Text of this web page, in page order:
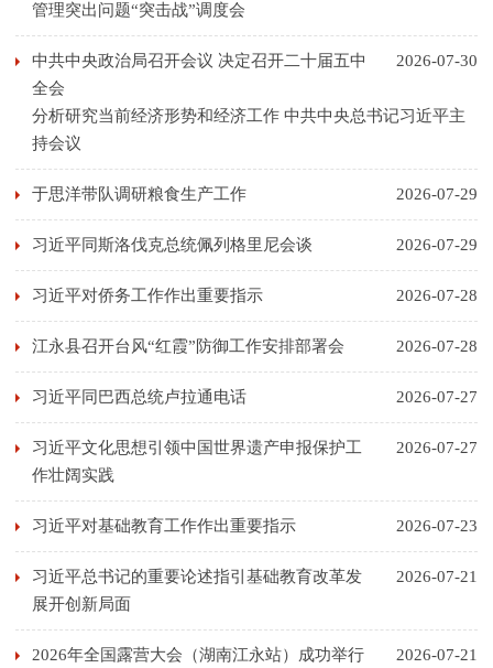
管理突出问题“突击战”调度会
2026-07-30
中共中央政治局召开会议 决定召开二十届五中
全会
分析研究当前经济形势和经济工作 中共中央总书记习近平主
持会议
2026-07-29
于思洋带队调研粮食生产工作
2026-07-29
习近平同斯洛伐克总统佩列格里尼会谈
2026-07-28
习近平对侨务工作作出重要指示
2026-07-28
江永县召开台风“红霞”防御工作安排部署会
2026-07-27
习近平同巴西总统卢拉通电话
2026-07-27
习近平文化思想引领中国世界遗产申报保护工
作壮阔实践
2026-07-23
习近平对基础教育工作作出重要指示
2026-07-21
习近平总书记的重要论述指引基础教育改革发
展开创新局面
2026-07-21
2026年全国露营大会（湖南江永站）成功举行